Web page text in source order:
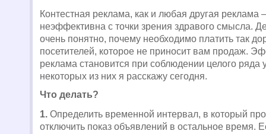
Контестная реклама, как и любая другая реклама
неэффективна с точки зрения здравого смысла.
очень понятно, почему необходимо платить так
посетителей, которое не приносит вам продаж.
реклама становится при соблюдении целого ряда
некоторых из них я расскажу сегодня.
Что делать?
1. Определить временной интервал, в который
отключить показ объявлений в остальное время.